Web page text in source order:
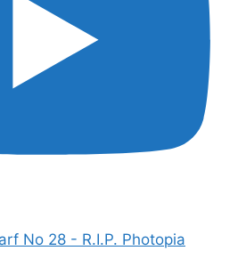
No 28 - R.I.P. Photopia